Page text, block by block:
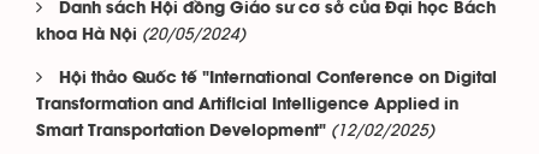
Danh sách Hội đồng Giáo sư cơ sở của Đại học Bách
khoa Hà Nội (20/05/2024)
Hội thảo Quốc tế "International Conference on Digital
Transformation and Artificial Intelligence Applied in
Smart Transportation Development" (12/02/2025)